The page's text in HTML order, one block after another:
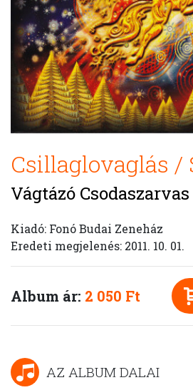
Csillaglovaglás /
Vágtázó Csodaszarvas
Kiadó: Fonó Budai Zeneház
Eredeti megjelenés: 2011. 10. 01.
Album ár: 2 050 Ft
AZ ALBUM DALAI